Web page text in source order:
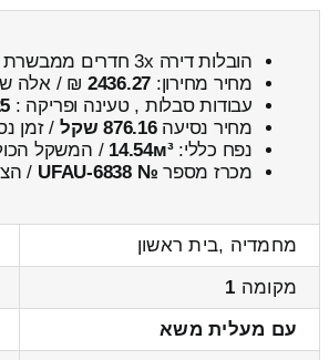
הובלות דירה 3x חדרים ממבשרת ציון ← לחמדיה
מחיר מחירון: 2436.27 ₪ / אלה
עבודות סבלות , טעינה ופריקה :
מחיר נסיעה876.16 שקל / זמן
נפח כללי:14.54м³ / המשקל
מכרז מספר № UFAU-6838
/
מחמדיה ,בית ראשון
מקומה 1
עם מעלית משא